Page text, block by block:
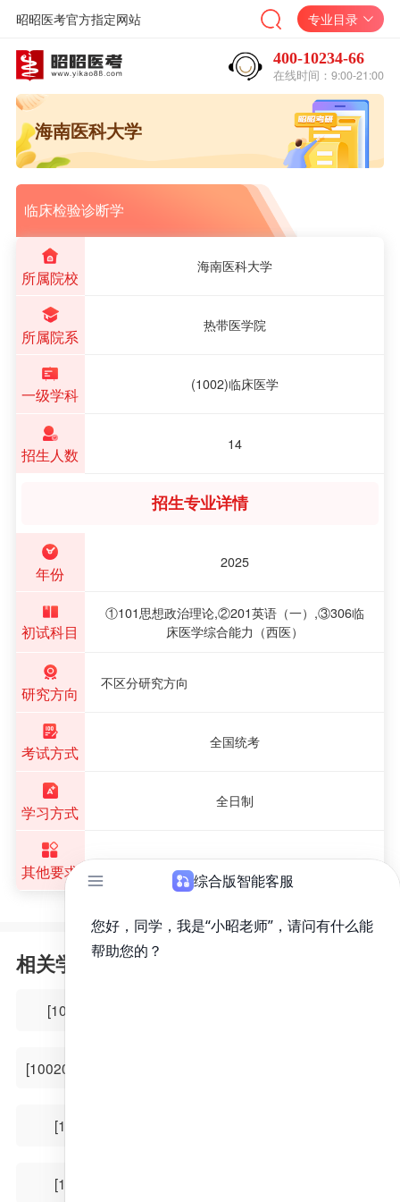
昭昭医考官方指定网站 专业目录
400-10234-66
在线时间：9:00-21:00
海南医科大学
临床检验诊断学
所属院校
海南医科大学
所属院系
热带医学院
一级学科 (1002)临床医学
招生人数
14
招生专业详情
年份
2025
初试科目
①101思想政治理论,②201英语（一）,③306临
床医学综合能力（西医）
研究方向
不区分研究方向
考试方式
全国统考
学习方式
全日制
其他要求
相关学科
[1002Z1]人文医学
[100206]皮肤病与性病学
[100212]眼科学
[100201]内科学